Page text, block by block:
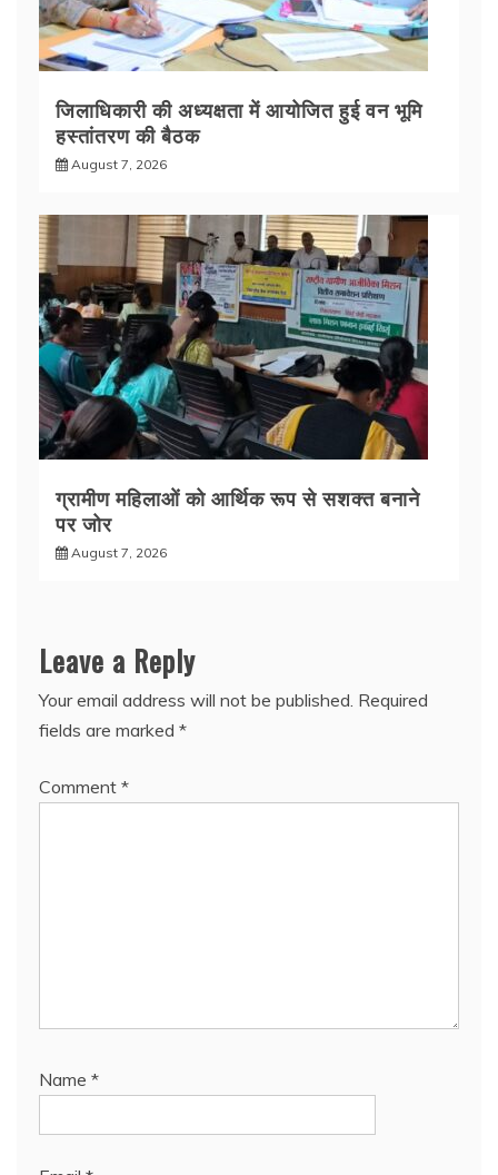
जिलाधिकारी की अध्यक्षता में आयोजित हुई वन भूमि
हस्तांतरण की बैठक
August 7, 2026
ग्रामीण महिलाओं को आर्थिक रूप से सशक्त बनाने
पर जोर
August 7, 2026
Leave a Reply
Your email address will not be published. Required
fields are marked *
Comment *
Name *